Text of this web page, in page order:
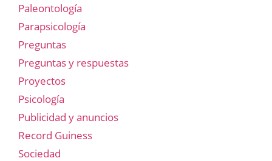
Paleontología
Parapsicología
Preguntas
Preguntas y respuestas
Proyectos
Psicología
Publicidad y anuncios
Record Guiness
Sociedad